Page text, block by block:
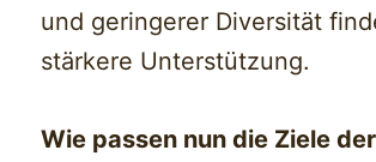
und geringerer Diversität
stärkere Unterstützung.
Wie passen nun die Ziele